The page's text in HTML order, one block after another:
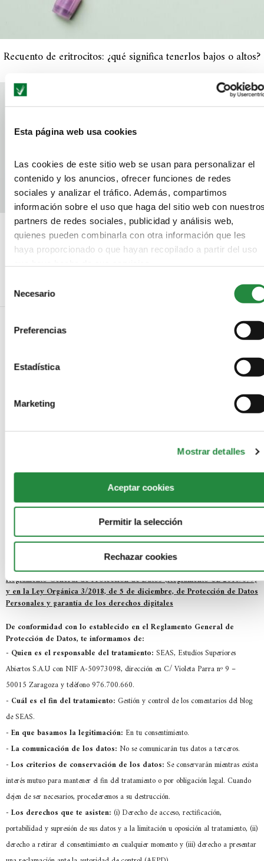
Esta página web usa cookies
Las cookies de este sitio web se usan para personalizar el
contenido y los anuncios, ofrecer funciones de redes
sociales y analizar el tráfico. Además, compartimos
información sobre el uso que haga del sitio web con
partners de redes sociales, publicidad y análisis web,
quienes pueden combinarla con otra información que les
haya proporcionado o que hayan recopilado a partir del uso
Necesario
Preferencias
Estadística
Marketing
Mostrar detalles
Aceptar cookies
Permitir la selección
Rechazar cookies
Recuento de eritrocitos: ¿qué significa tenerlos bajos o altos?
Estiramientos de lumbares para corredores
¿Cuánto tiempo se tarda en perder peso?
Save my name, email, and website in this browser for the next
Información básica acerca de cómo protegemos tus datos conforme al
Reglamento General de Protección de Datos (Reglamento UE 2016/679)
y en la Ley Orgánica 3/2018, de 5 de diciembre, de Protección de Datos
Personales y garantía de los derechos digitales
De conformidad con lo establecido en el Reglamento General de
Protección de Datos, te informamos de:
- Quien es el responsable del tratamiento: SEAS, Estudios Superiores
Abiertos S.A.U con NIF A-50973098, dirección en C/ Violeta Parra nº 9 –
50015 Zaragoza y teléfono 976.700.660.
- Cuál es el fin del tratamiento: Gestión y control de los comentarios del blog
de SEAS.
- En que basamos la legitimación: En tu consentimiento.
- La comunicación de los datos: No se comunicarán tus datos a terceros.
- Los criterios de conservación de los datos: Se conservarán mientras exista
interés mutuo para mantener el fin del tratamiento o por obligación legal. Cuando
dejen de ser necesarios, procederemos a su destrucción.
- Los derechos que te asisten: (i) Derecho de acceso, rectificación,
portabilidad y supresión de sus datos y a la limitación u oposición al tratamiento, (ii)
derecho a retirar el consentimiento en cualquier momento y (iii) derecho a presentar